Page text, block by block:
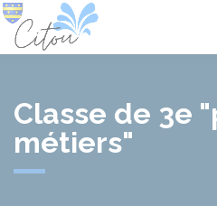
Classe de 3e
métiers"